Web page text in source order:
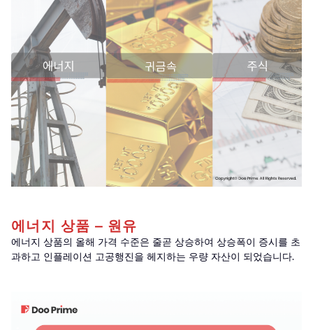
에너지 상품 – 원유
에너지 상품의 올해 가격 수준은 줄곧 상승하여 상승폭이 증시를 초
과하고 인플레이션 고공행진을 헤지하는 우량 자산이 되었습니다.